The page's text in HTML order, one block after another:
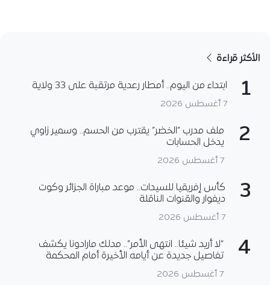
الأكثر قراءة
1 ابتداء من اليوم.. أمطار رعدية مرتقبة على 33 ولاية
7 أغسطس 2026
2
ملف مدرب “الخضر” يقترب من الحسم.. وسمير زاوي
يدخل الحسابات
7 أغسطس 2026
3
كأس إفريقيا للسيدات.. موعد مباراة الجزائر وكوت
ديفوار والقنوات الناقلة
7 أغسطس 2026
4
“لا أريد شيئا.. انتهى الأمر”.. مدلك مارادونا يكشف
تفاصيل جديدة عن أيامه الأخيرة أمام المحكمة
7 أغسطس 2026